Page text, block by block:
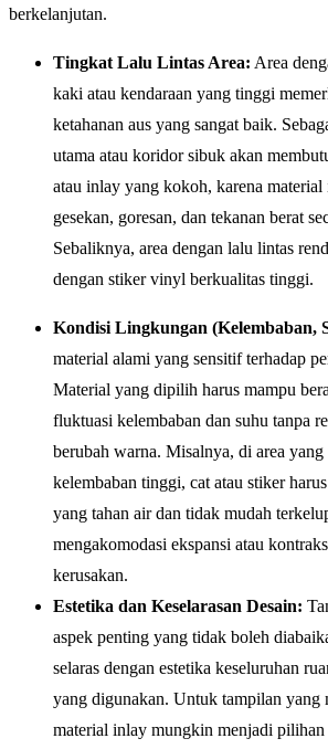
berkelanjutan.
Tingkat Lalu Lintas Area: Area
kaki atau kendaraan yang tinggi
ketahanan aus yang sangat baik.
utama atau koridor sibuk akan
atau inlay yang kokoh, karena material
gesekan, goresan, dan tekanan berat
Sebaliknya, area dengan lalu lintas
dengan stiker vinyl berkualitas tinggi.
Kondisi Lingkungan (Kelembaban,
material alami yang sensitif terhadap
Material yang dipilih harus mampu
fluktuasi kelembaban dan suhu tanpa
berubah warna. Misalnya, di area yang
kelembaban tinggi, cat atau stiker
yang tahan air dan tidak mudah
mengakomodasi ekspansi atau
kerusakan.
Estetika dan Keselarasan Desain:
aspek penting yang tidak boleh
selaras dengan estetika keseluruhan
yang digunakan. Untuk tampilan yang
material inlay mungkin menjadi pilihan